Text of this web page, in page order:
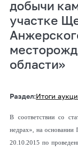
добычи
участке
области»
Раздел:Итоги
В соответствии со
недрах», на основании
20.10.2015 по